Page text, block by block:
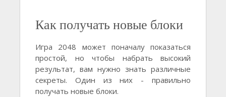
Как получать новые блоки
Игра 2048 может поначалу показаться
простой, но чтобы набрать высокий
результат, вам нужно знать различные
секреты. Один из них - правильно
получать новые блоки.